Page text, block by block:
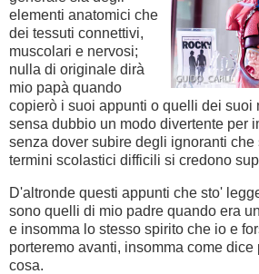
elementi anatomici che
dei tessuti connettivi,
muscolari e nervosi;
nulla di originale dirà
mio papà quando
copierò i suoi appunti o quelli dei suoi
sensa dubbio un modo divertente per
senza dover subire degli ignoranti
termini scolastici difficili si credono
D'altronde questi appunti che sto'
sono quelli di mio padre quando era
e insomma lo stesso spirito che io e
porteremo avanti, insomma come
cosa.